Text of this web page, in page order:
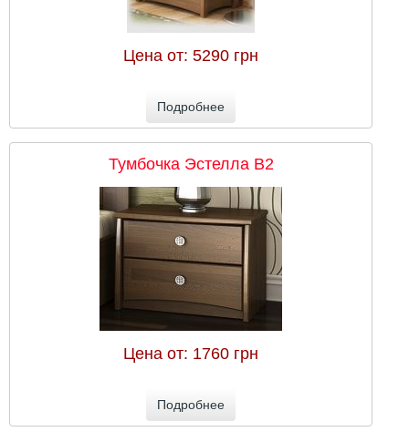
Цена от:5290 грн
Подробнее
Тумбочка Эстелла В2
Цена от: 1760 грн
Подробнее